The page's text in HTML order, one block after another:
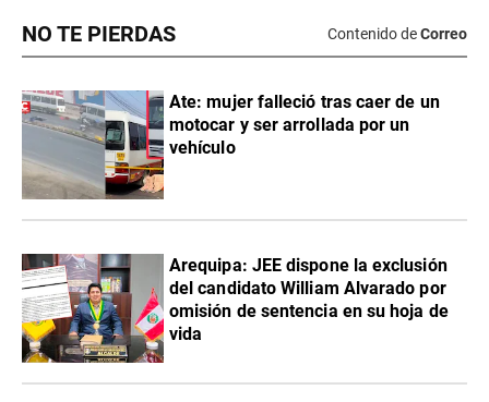
NO TE PIERDAS Contenido deCorreo
Ate: mujer falleció tras caer de un
motocar y ser arrollada por un
vehículo
​Arequipa: JEE dispone la exclusión
del candidato William Alvarado por
omisión de sentencia en su hoja de
vida